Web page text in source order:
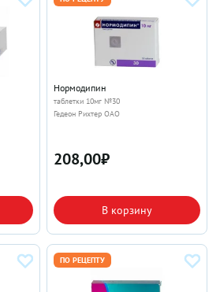
Нормодипин
таблетки 10мг №30
Гедеон Рихтер ОАО
208,00₽
В корзину
ПО РЕЦЕПТУ